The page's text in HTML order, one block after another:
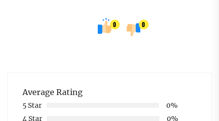
0 0
Average Rating
5 Star
0%
4 Star
0%